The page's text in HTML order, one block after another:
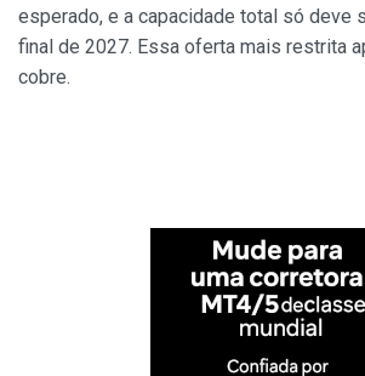
esperado, e a capacidade total só deve
final de 2027. Essa oferta mais restrita
cobre.